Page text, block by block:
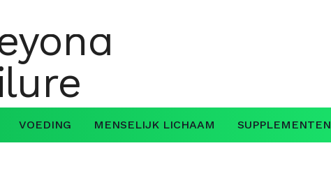
VOEDING MENSELIJK LICHAAM SUPPLEMENTEN